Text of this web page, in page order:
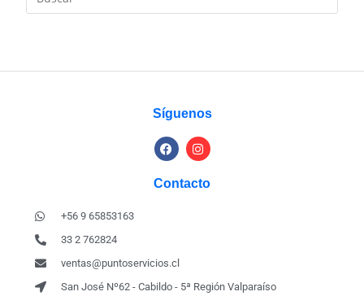
Síguenos
Contacto
+56 9 65853163
33 2 762824
ventas@puntoservicios.cl
San José Nº62 - Cabildo - 5ª Región Valparaíso